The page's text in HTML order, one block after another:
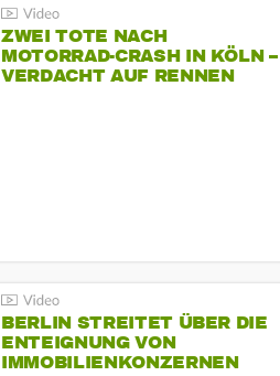
ZWEI TOTE NACH
MOTORRAD-CRASH IN KÖLN –
VERDACHT AUF RENNEN
BERLIN STREITET ÜBER DIE
ENTEIGNUNG VON
IMMOBILIENKONZERNEN